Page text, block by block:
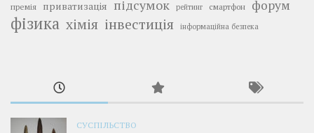
премія приватизація підсумок рейтинг смартфон форум
фізика хімія інвестиція інформаційна безпека
СУСПІЛЬСТВО